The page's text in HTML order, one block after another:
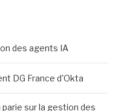
des agents IA
DG France d'Okta
sur la gestion des